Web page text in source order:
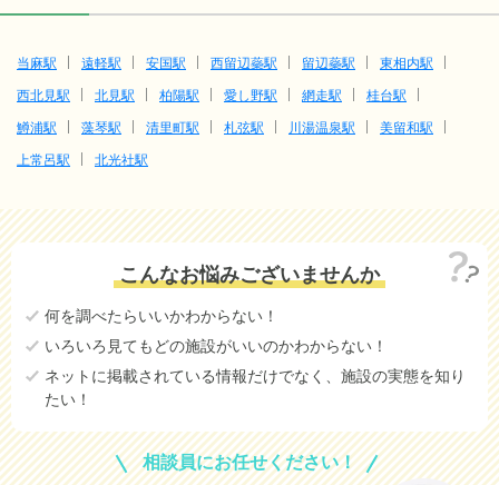
当麻駅 遠軽駅 安国駅 西留辺蘂駅 留辺蘂駅
東相内駅
西北見駅
北見駅 柏陽駅 愛し野駅 網走駅
桂台駅
鱒浦駅
藻琴駅 清里町駅 札弦駅 川湯温泉駅
美留和駅
上常呂駅
北光社駅
こんなお悩みございませんか
何を調べたらいいかわからない！
いろいろ見てもどの施設がいいのかわからない！
ネットに掲載されている情報だけでなく、施設の実態を知り
たい！
相談員にお任せください！